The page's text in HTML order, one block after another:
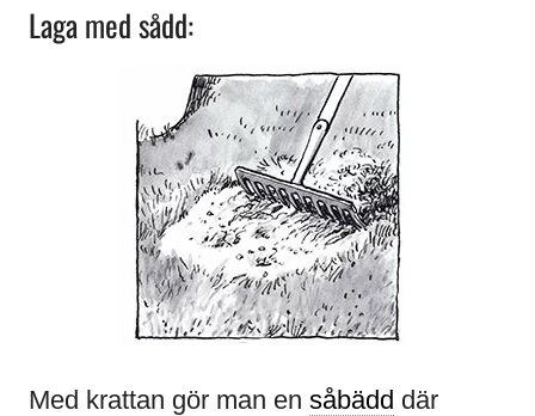
Laga med sådd:
Med krattan gör man en såbädd där